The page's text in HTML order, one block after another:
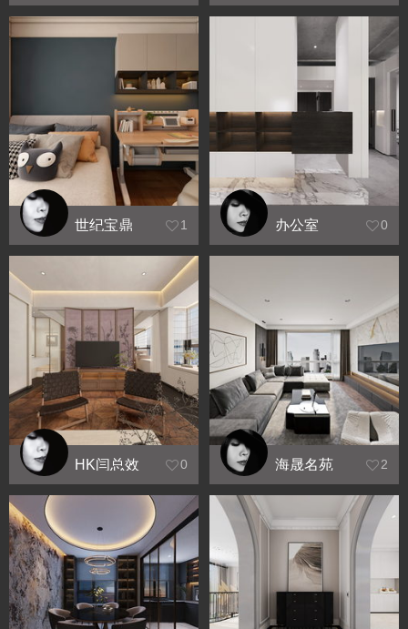
世纪宝鼎
效果图
1 办公室 0
HK闫总效
果图9.21
0 海晟名苑 2